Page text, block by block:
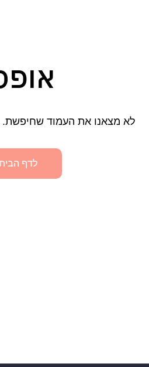
לא מצאנו את העמוד שחיפשת.
לדף